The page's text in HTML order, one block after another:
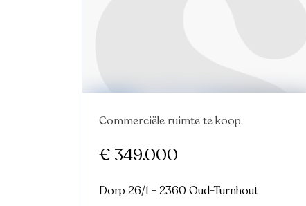
Commerciële ruimte te koop
€ 349.000
Dorp 26/1 - 2360 Oud-Turnhout